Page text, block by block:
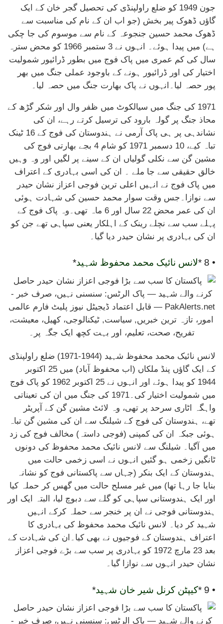
جون 1949 کو ضلع راولپنڈی کی تحصیل گجر خان کے ایک
گاؤں ڈھوک پیر بخش (جو اب ان کے نام کی مناسبت سے
ڈھوک محمد حسین جنجوعہ کے نام سے موسوم کی جا چکی
ہے) میں پیدا ہوئے۔ انہوں نے 3 ستمبر 1966 کو محض سترہ
سال کی کم عمری میں پاک فوج میں بطور ڈرائیور شمولیت
اختیار کی اور ڈرائیور ہونے کے باوجود عملی جنگ میں بھر
پور حصہ لیا۔انہوں نے پاک بھارت جنگ میں حصہ لیا۔
1971 کی جنگ میں سیالکوٹ میں ظفر وال اور شکر گڑھ کے
محاذ جنگ پر گولہ بارود کی ترسیل کرتے رہے، ان کی
نشاندہی پر ہی پاک آرمی نے ہندوستان کی فوج کے 16 ٹینک
تباہ کیے، 10 دسمبر 1971 کو شام 4 بجے بھارتی فوج کی
مشین گن سے نکلی گولیاں ان کے سینے پر لگیں اور وہ وہیں
خالق حقیقی سے جا ملے ۔ ان کی اسی بہادری کے اعتراف
میں پاک فوج نے انہیں اعلی ترین فوجی اعزاز نشان حیدر
سے نوازا۔جس وقت سوار محمد حسین کی شہادت ہوئی
ان کی عمر محض 22 سال اور 6 ماہ تھی۔وہ پاک فوج کے
پہلے سب سے نچلے رینک کے اہلکار یعنی سپاہی تھے جن کو
ان کی بہادری پر نشان حیدر دیا گیا۔
• 8 * لانس نائیک محمد محفوظ شہید*
لانس نائیک محمد محفوظ شہید (1944-1971) ضلع راولپنڈی
کے ایک گاؤں پنڈ ملکاں (اب محفوظ آباد) میں 25 اکتوبر
1944 کو پیدا ہوئے اور انہوں نے 25 اکتوبر 1962 کو پاک فوج
میں شمولیت اختیار کی۔1971 کی جنگ میں ان کی تعیناتی
واہگہ اٹاری سرحد پر تھی، وہ لائٹ مشین گن کے آپریٹر
تھے، ہندوستان کی فوج کے شیلنگ سے ان کی مشین گن تباہ
ہوئی جبکہ ان کی کمپنی (فوجی داستہ) مخالف فوج کی زد
میں آگیا۔ شیلنگ سے لانس نائیک محمد محفوظ کی دونوں
ٹانگیں زخمی ہو گئیں انہوں نے اسی زخمی حالت میں
ہندوستان کے ایک بنکر (جہاں سے پاکستانی فوج کو نشانہ
بنایا جا رہا تھا) میں غیر مسلح حالت میں گھس کر حملہ کیا
اور ایک ہندوستانی سپاہی کو گلے سے دبوچ لیا، البتہ ایک اور
ہندوستانی فوجی نے ان پر خنجر سے حملہ کرکے انہیں
شہید کر دیا۔ لانس نائیک محمد محفوظ کی بہادری کا
اعتراف ہندوستان کے فوجیوں نے بھی کیا۔ان کی شہادت کے
بعد 23 مارچ 1972 کو بہادری پر سب سے بڑے فوجی اعزاز
نشان حیدر انہوں سے نوازا گیا۔
• 9 * کیپٹن کرنل شیر خان شہید*